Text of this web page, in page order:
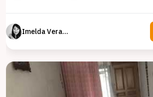
Imelda Veranika